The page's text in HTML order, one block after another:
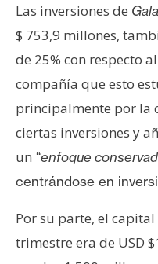
d
a
d
Las inversiones de
$ 753,9 millones,
de 25% con respecto
compañía que esto
principalmente por la
ciertas inversiones y
un “enfoque
centrándose en
Por su parte, el
trimestre era de USD